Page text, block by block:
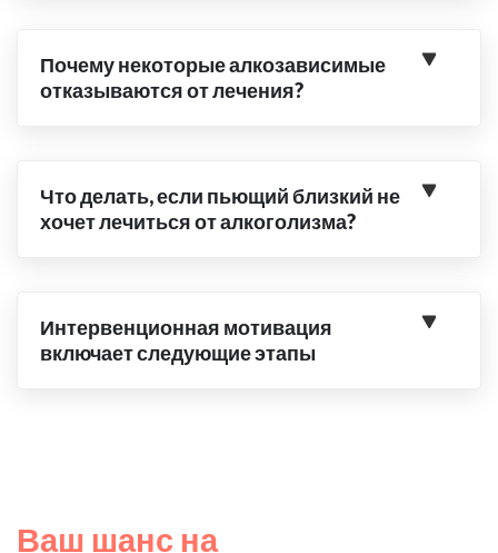
Почему некоторые алкозависимые
отказываются от лечения?
Что делать, если пьющий близкий не
хочет лечиться от алкоголизма?
Интервенционная мотивация
включает следующие этапы
Ваш шанс на